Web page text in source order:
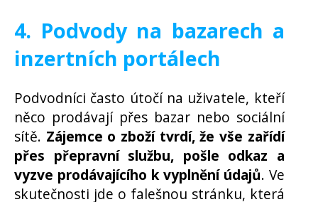
4. Podvody na bazarech a
inzertních portálech
Podvodníci často útočí na uživatele, kteří
něco prodávají přes bazar nebo sociální
sítě. Zájemce o zboží tvrdí, že vše zařídí
přes přepravní službu, pošle odkaz a
vyzve prodávajícího k vyplnění údajů. Ve
skutečnosti jde o falešnou stránku, která